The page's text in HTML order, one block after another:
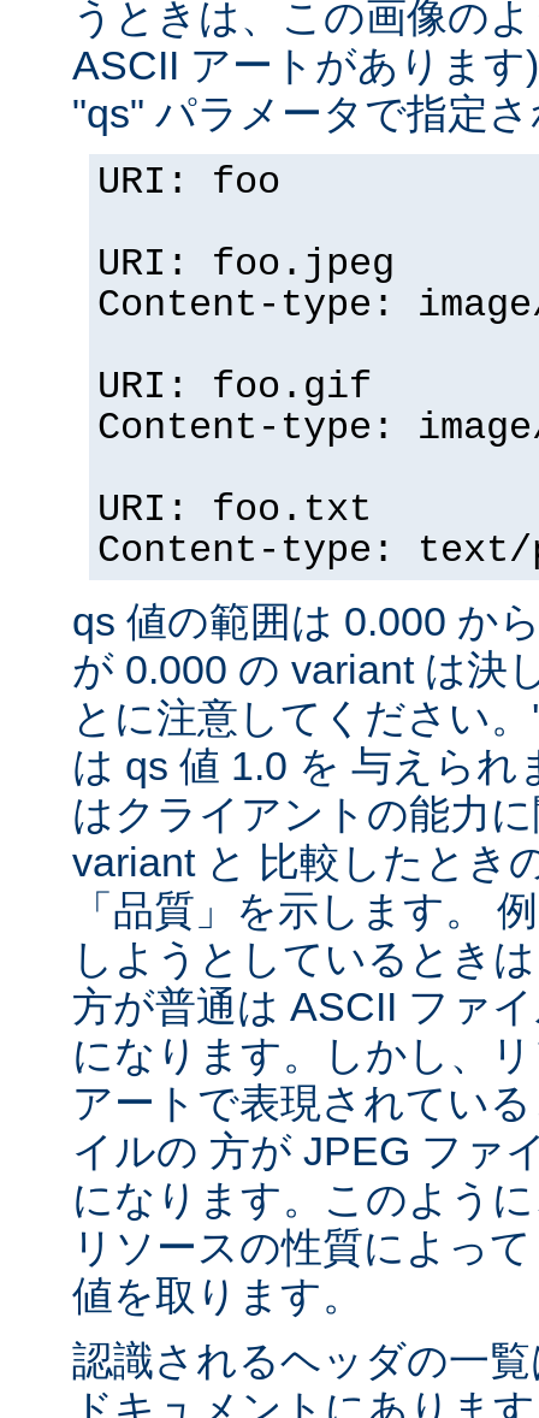
うときは、この画像の
ASCII アートがありま
"qs" パラメータで指定
URI: foo
URI: foo.jpeg
Content-type:
URI: foo.gif
Content-type:
URI: foo.txt
Content-type:
qs 値の範囲は 0.000 か
が 0.000 の variant は決
とに注意してください
は qs 値 1.0 を 与えら
はクライアントの能力
variant と 比較したとき
「品質」を示します。
しようとしているとき
方が普通は ASCII ファ
になります。しかし、
アートで表現されてい
イルの 方が JPEG ファ
になります。このよう
リソースの性質によっ
値を取ります。
認識されるヘッダの一
ドキュメントにありま